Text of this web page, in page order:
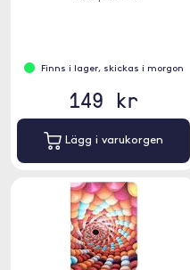
Finns i lager, skickas i morgon
149 kr
Lägg i varukorgen